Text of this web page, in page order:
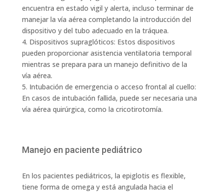
encuentra en estado vigil y alerta, incluso terminar de
manejar la vía aérea completando la introducción del
dispositivo y del tubo adecuado en la tráquea.
4. Dispositivos supraglóticos: Estos dispositivos
pueden proporcionar asistencia ventilatoria temporal
mientras se prepara para un manejo definitivo de la
vía aérea.
5. Intubación de emergencia o acceso frontal al cuello:
En casos de intubación fallida, puede ser necesaria una
vía aérea quirúrgica, como la cricotirotomía.
Manejo en paciente pediátrico
En los pacientes pediátricos, la epiglotis es flexible,
tiene forma de omega y está angulada hacia el